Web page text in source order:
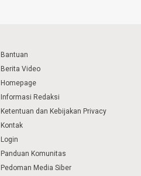
Bantuan
Berita Video
Homepage
Informasi Redaksi
Ketentuan dan Kebijakan Privacy
Kontak
Login
Panduan Komunitas
Pedoman Media Siber